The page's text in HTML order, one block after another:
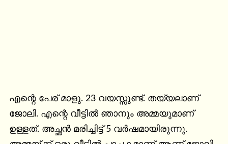
എന്റെ പേര് മാളു. 23 വയസ്സുണ്ട്. തയ്യലാണ്
ജോലി. എന്റെ വീട്ടിൽ ഞാനും അമ്മയുമാണ്
ഉള്ളത്. അച്ഛൻ മരിച്ചിട്ട് 5 വർഷമായിരുന്നു.